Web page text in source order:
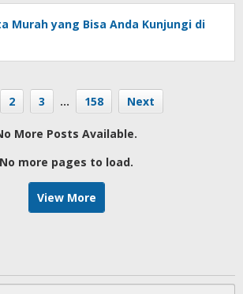
Murah yang Bisa Anda Kunjungi di
2 3 … 158 Next
More Posts Available.
No more pages to load.
View More